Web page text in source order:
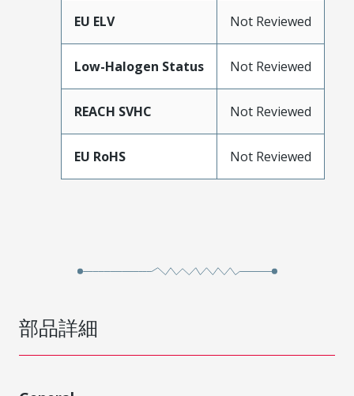
EU ELV Not Reviewed
Low-Halogen Status Not Reviewed
REACH SVHC Not Reviewed
EU RoHS Not Reviewed
部品詳細